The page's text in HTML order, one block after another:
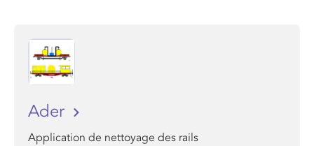
Ader
Application de nettoyage des rails